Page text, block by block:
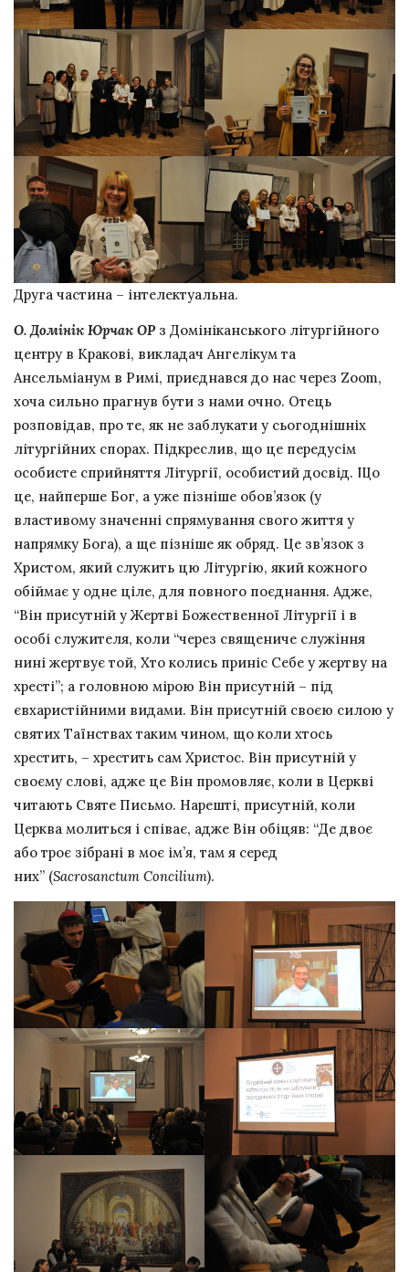
Друга частина – інтелектуальна.
О. Домінік Юрчак ОРз Домініканського літургійного
центру в Кракові, викладач Ангелікум та
Ансельміанум в Римі, приєднався до нас через Zoom,
хоча сильно прагнув бути з нами очно. Отець
розповідав, про те, як не заблукати у сьогоднішніх
літургійних спорах. Підкреслив, що це передусім
особисте сприйняття Літургії, особистий досвід. Що
це, найперше Бог, а уже пізніше обов’язок (у
властивому значенні спрямування свого життя у
напрямку Бога), а ще пізніше як обряд. Це зв’язок з
Христом, який служить цю Літургію, який кожного
обіймає у одне ціле, для повного поєднання. Адже,
“Він присутній у Жертві Божественної Літургії і в
особі служителя, коли “через священиче служіння
нині жертвує той, Хто колись приніс Себе у жертву на
хресті”; а головною мірою Він присутній – під
євхаристійними видами. Він присутній своєю силою у
святих Таїнствах таким чином, що коли хтось
хрестить, – хрестить сам Христос. Він присутній у
своєму слові, адже це Він промовляє, коли в Церкві
читають Святе Письмо. Нарешті, присутній, коли
Церква молиться і співає, адже Він обіцяв: “Де двоє
або троє зібрані в моє ім’я, там я серед
них” (Sacrosanctum Concilium).